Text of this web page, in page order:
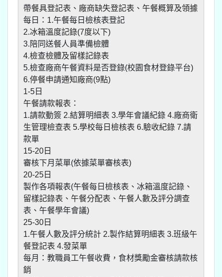
帶餐具登記表、廠商缺失登記表、午餐概算及領據
每日：1.午餐每日檢核表登記
2.冰箱溫度記錄(7度以下)
3.陪同送餐人員準備檢體
4.檢查檢體及留樣記錄表
5.檢查廠商午餐資料是否登錄(校園食材登錄平台)
6.停餐申請通知廠商(9點)
1-5日
午餐請款報表：
1.請款動簽 2.結算明細表 3.學年會議紀錄 4.廠商衛
生管理檢查表 5.學校每日檢核表 6.驗收紀錄 7.請
款單
15-20日
審核下月菜單(依據菜單審核表)
20-25日
製作各項報表(午餐每日檢核表、冰箱溫度記錄、
留樣記錄表、午餐分配表、午餐人數及評分調查
表、午餐學年會議)
25-30日
1.午餐人數及評分統計 2.製作結算明細表 3.班級午
餐登記表 4.發菜單
每月：教職員工午餐收費，食材獎勵金審核請款核
銷